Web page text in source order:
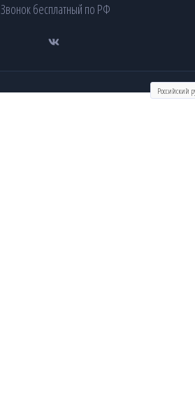
Звонок бесплатный по РФ